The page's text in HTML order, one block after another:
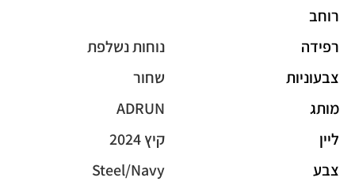
רוחב
רפידה
נוחות נשלפת
צבעוניות
שחור
מותג
ADRUN
ליין
קיץ 2024
צבע
Steel/Navy